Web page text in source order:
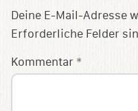
Deine E-Mail-Adresse
Erforderliche Felder
Kommentar *